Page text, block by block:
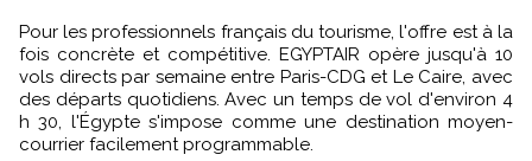
Pour les professionnels français du tourisme, l'offre est à la
fois concrète et compétitive. EGYPTAIR opère jusqu'à 10
vols directs par semaine entre Paris-CDG et Le Caire, avec
des départs quotidiens. Avec un temps de vol d'environ 4
h 30, l'Égypte s'impose comme une destination moyen-
courrier facilement programmable.